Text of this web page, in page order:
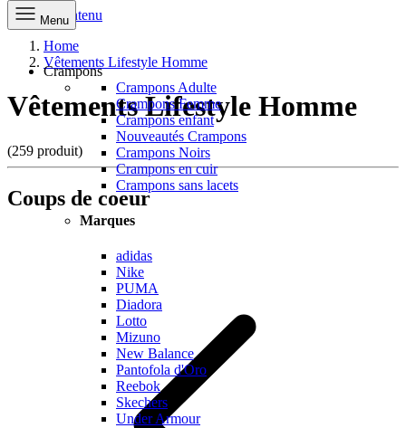
Aller au contenu
Menu
Crampons
Crampons Adulte
Crampons Femme
Crampons enfant
Nouveautés Crampons
Crampons Noirs
Crampons en cuir
Crampons sans lacets
Marques
adidas
Nike
PUMA
Diadora
Lotto
Mizuno
New Balance
Pantofola d'Oro
Reebok
Skechers
Under Armour
Home
Vêtements Lifestyle Homme
Vêtements Lifestyle Homme
(259 produit)
Coups de coeur